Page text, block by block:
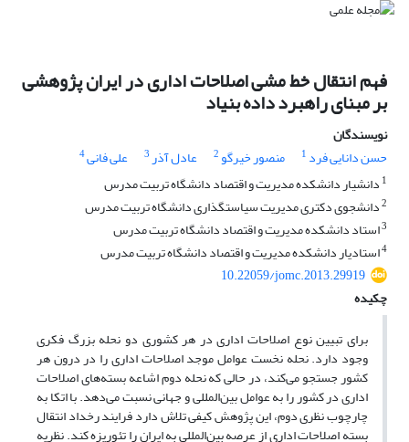
فهم انتقال خط مشی اصلاحات اداری در ایران پژوهشی
بر مبنای راهبرد داده بنیاد
نویسندگان
حسن دانایی فرد 1 منصور خیرگو2 عادل آذر3 علی فانی4
1 دانشیار دانشکده مدیریت و اقتصاد دانشگاه تربیت مدرس
2دانشجوی دکتری مدیریت سیاستگذاری دانشگاه تربیت مدرس
3استاد دانشکده مدیریت و اقتصاد دانشگاه تربیت مدرس
4استادیار دانشکده مدیریت و اقتصاد دانشگاه تربیت مدرس
10.22059/jomc.2013.29919
چکیده
برای تبیین نوع اصلاحات اداری در هر کشوری دو نحله بزرگ فکری
وجود دارد. نحله نخست عوامل موجد اصلاحات اداری را در درون هر
کشور جستجو می‌کند، در حالی که نحله دوم اشاعه بسته‌های اصلاحات
اداری در کشور را به عوامل بین‌المللی و جهانی نسبت می‌دهد. با اتکا به
چارچوب نظری دوم، این پژوهش کیفی تلاش دارد فرایند رخداد انتقال
بسته اصلاحات اداری از عرصه بین‌المللی به ایران را تئوریزه کند. نظریه